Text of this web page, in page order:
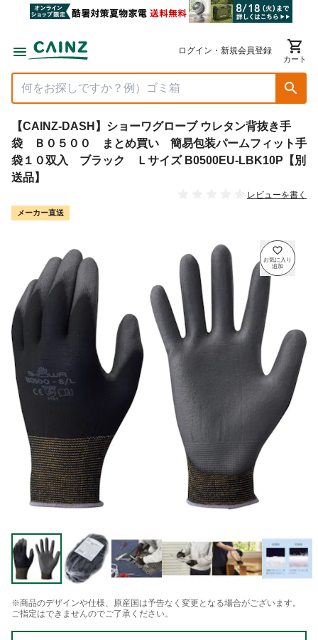
ログイン・新規会員登録
カート
【CAINZ-DASH】ショーワグローブ ウレタン背抜き手
袋 Ｂ０５００ まとめ買い 簡易包装パームフィット手
袋１０双入 ブラック Ｌサイズ B0500EU-LBK10P【別
送品】
レビューを書く
メーカー直送
※商品のデザインや仕様、原産国は予告なく変更となる場合がございます。
ご指定はできませんのでご了承ください。